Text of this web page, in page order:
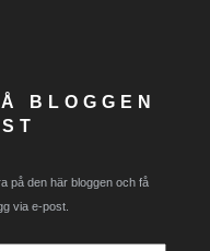
BLOGGEN
på den här bloggen och få
via e-post.